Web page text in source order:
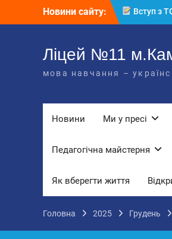
Новини сайту:
КЗ
команди!
дітям і
До
дитячою
Ліцей №11
мова навчання –
Новини Ми у пресі
Педагогічна майстерня
Як вберегти життя
Головна 2025 Грудень